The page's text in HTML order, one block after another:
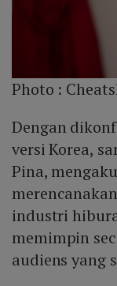
Photo :
Dengan
versi Korea,
Pina,
industri
memimpin
audiens yang